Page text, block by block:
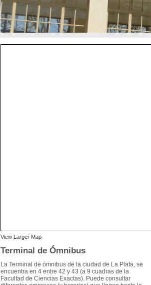
View Larger Map
Terminal de Ómnibus
La Terminal de ómnibus de la ciudad de La Plata, se
encuentra en 4 entre 42 y 43 (a 9 cuadras de la
Facultad de Ciencias Exactas). Puede consultar